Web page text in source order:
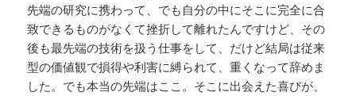
先端の研究に携わって、でも自分の中にそこに完全に合
致できるものがなくて挫折して離れたんですけど、その
後も最先端の技術を扱う仕事をして、だけど結局は従来
型の価値観で損得や利害に縛られて、重くなって辞めま
した。でも本当の先端はここ。そこに出会えた喜びが、